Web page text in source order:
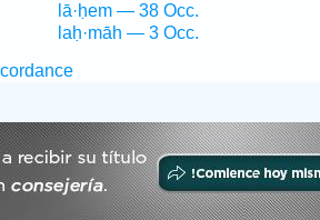
lā·ḥem — 38 Occ.
laḥ·māh — 3 Occ.